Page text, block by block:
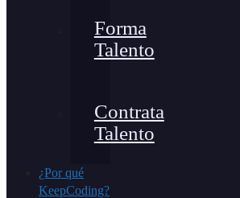
Forma
Talento
Contrata
Talento
¿Por qué
KeepCoding?